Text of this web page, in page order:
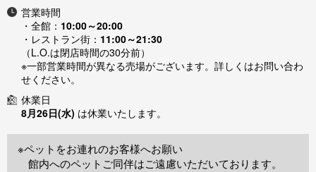
営業時間
・全館： 10:00～20:00
・レストラン街： 11:00～21:30
（L.O.は閉店時間の30分前）
※一部営業時間が異なる売場がございます。詳しくはお問い合わ
せください。
休業日
8月26日(水) は休業いたします。
※ペットをお連れのお客様へお願い
館内へのペットご同伴はご遠慮いただいております。